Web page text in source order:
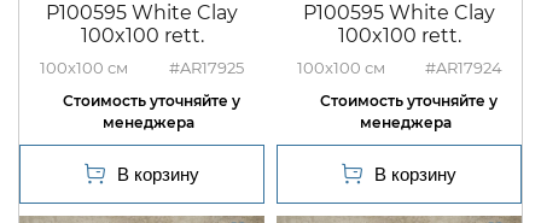
P100595 White Clay
100x100 rett.
100x100 #AR17925
P100595 White Clay
100x100 rett.
100x100 #AR17924